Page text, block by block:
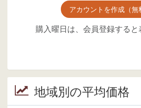
アカウントを作成（無
購入曜日は、会員登録する
地域別の平均価格